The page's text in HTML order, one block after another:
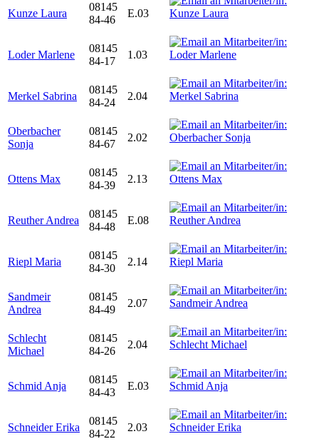
Kunze Laura
08145
84-46
E.03
Loder Marlene
08145
84-17
1.03
Merkel Sabrina
08145
84-24
2.04
Oberbacher
Sonja
08145
84-67
2.02
Ottens Max
08145
84-39
2.13
Reuther Andrea
08145
84-48
E.08
Riepl Maria
08145
84-30
2.14
Sandmeir
Andrea
08145
84-49
2.07
Schlecht
Michael
08145
84-26
2.04
Schmid Anja
08145
84-43
E.03
Schneider Erika
08145
84-22
2.03